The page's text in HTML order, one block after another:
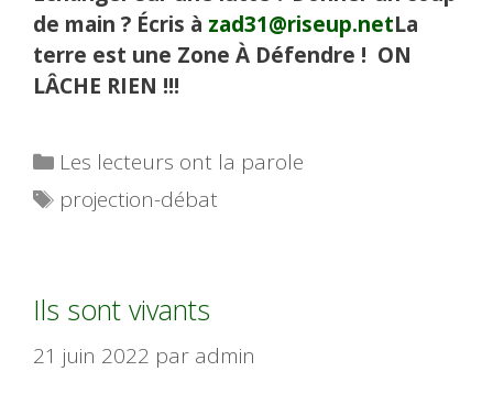
de main ? Écris à zad31@riseup.netLa
terre est une Zone À Défendre ! ON
LÂCHE RIEN !!!
Catégories
Les lecteurs ont la parole
Étiquettes
projection-débat
Ils sont vivants
21 juin 2022 par admin